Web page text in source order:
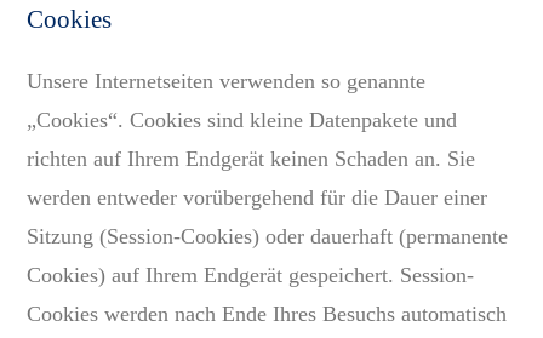
Cookies
Unsere Internetseiten verwenden so genannte
„Cookies“. Cookies sind kleine Datenpakete und
richten auf Ihrem Endgerät keinen Schaden an. Sie
werden entweder vorübergehend für die Dauer einer
Sitzung (Session-Cookies) oder dauerhaft (permanente
Cookies) auf Ihrem Endgerät gespeichert. Session-
Cookies werden nach Ende Ihres Besuchs automatisch